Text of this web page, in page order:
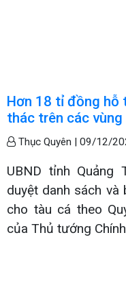
Hơn 18 tỉ đồng hỗ
thác trên các vùng
Thục Quyên | 09/12/
UBND tỉnh Quảng
duyệt danh sách và
cho tàu cá theo
của Thủ tướng